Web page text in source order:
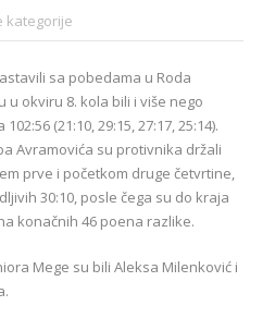
kategorije
sa pobedama u Roda
u okviru 8. kola bili i više nego
(21:10, 29:15, 27:17, 25:14).
Avramovića su protivnika držali
prve i početkom druge četvrtine,
30:10, posle čega su do kraja
konačnih 46 poena razlike.
Mege su bili Aleksa Milenković i